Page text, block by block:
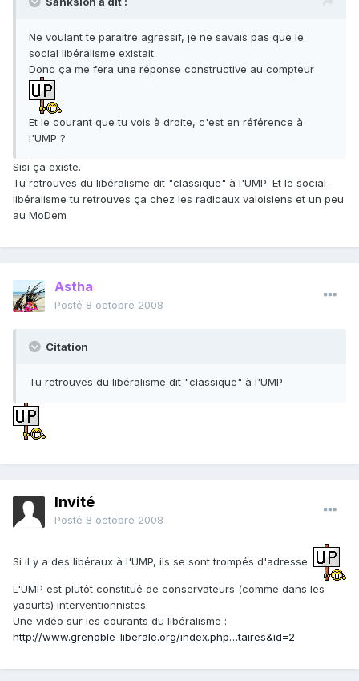
Ne voulant te paraître agressif, je ne savais pas que le
social libéralisme existait.
Donc ça me fera une réponse constructive au compteur
Et le courant que tu vois à droite, c'est en référence à
l'UMP ?
Sisi ça existe.
Tu retrouves du libéralisme dit "classique" à l'UMP. Et le social-
libéralisme tu retrouves ça chez les radicaux valoisiens et un peu
au MoDem
Astha
Posté 8 octobre 2008
Citation
Tu retrouves du libéralisme dit "classique" à l'UMP
Invité
Posté 8 octobre 2008
Si il y a des libéraux à l'UMP, ils se sont trompés d'adresse.
L'UMP est plutôt constitué de conservateurs (comme dans les
yaourts) interventionnistes.
Une vidéo sur les courants du libéralisme :
http://www.grenoble-liberale.org/index.php…taires&id=2